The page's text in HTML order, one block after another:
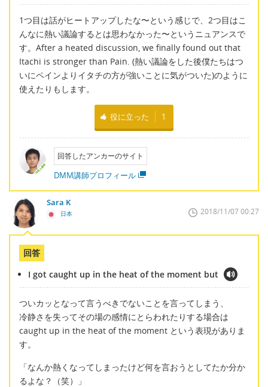
1つ目は話がヒートアップしたな〜という感じで、2つ目はこ
んなに熱い議論するとは思わなかった〜というニュアンスで
す。After a heated discussion, we finally found out that
Itachi is stronger than Pain. (熱い議論をした後僕たちはつ
いにペインよりイタチの方が強いことに気がついた)のように
使えたりもします。
役に立った 1
回答したアンカーのサイト
DMM講師プロフィール
Sara K
日本 2018/11/07 00:27
回答
I got caught up in the heat of the moment but
ついカッとなって言うべきでないことを言ってしまう、
冷静さを失ってその場の感情にとらわれたりする場合は
caught up in the heat of the moment という表現がありま
す。
「なんか熱くなってしまったけど何を言おうとしてたか分か
るよな？（笑）」